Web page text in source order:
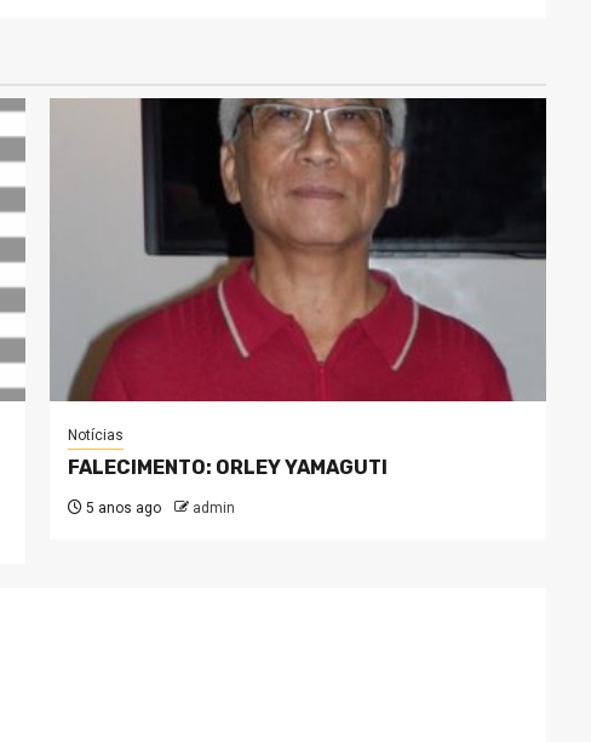
Notícias
FALECIMENTO: ORLEY YAMAGUTI
5 anos ago admin